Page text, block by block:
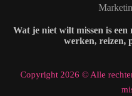
Wat je niet wilt missen is
werken, reizen,
Copyright 2026 © Alle